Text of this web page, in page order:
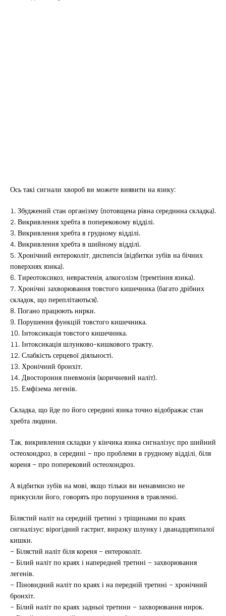
Ось такі сигнали хвороб ви можете виявити на язику:
1. Збуджений стан організму (потовщена рівна серединна складка).
2. Викривлення хребта в поперековому відділі.
3. Викривлення хребта в грудному відділі.
4. Викривлення хребта в шийному відділі.
5. Хронічний ентероколіт, диспепсія (відбитки зубів на бічних
поверхнях язика).
6. Тиреотоксикоз, неврастенія, алкоголізм (тремтіння язика).
7. Хронічні захворювання товстого кишечника (багато дрібних
складок, що переплітаються).
8. Погано працюють нирки.
9. Порушення функцій товстого кишечника.
10. Інтоксикація товстого кишечника.
11. Інтоксикація шлунково-кишкового тракту.
12. Слабкість серцевої діяльності.
13. Хронічний бронхіт.
14. Двостороння пневмонія (коричневий наліт).
15. Емфізема легенів.
Складка, що йде по його середині язика точно відображає стан
хребта людини.
Так, викривлення складки у кінчика язика сигналізує про шийний
остеохондроз, в середині – про проблеми в грудному відділі, біля
кореня – про поперековий остеохондроз.
А відбитки зубів на мові, якщо тільки ви ненавмисно не
прикусили його, говорять про порушення в травленні.
Білястий наліт на середній третині з тріщинами по краях
сигналізує: вірогідний гастрит, виразку шлунку і дванадцятипалої
кишки.
– Білястий наліт біля кореня – ентероколіт.
– Білий наліт по краях і напередней третині – захворювання
легенів.
– Піновидний наліт по краях і на передній третині – хронічний
бронхіт.
– Білий наліт по краях задньої третини – захворювання нирок.